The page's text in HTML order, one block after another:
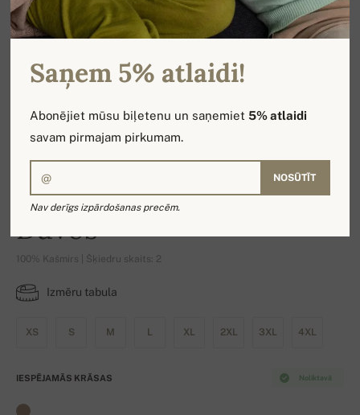
Davos
100% Kašmirs | Šķiedru skaits: 2
Izmēru tabula
XS S M L XL 2XL 3XL 4XL
Noliktavā
IESPĒJAMĀS KRĀSAS
Saņem 5% atlaidi!
Abonējiet mūsu biļetenu un saņemiet5% atlaidi
savam pirmajam pirkumam.
NOSŪTĪT
Nav derīgs izpārdošanas precēm.